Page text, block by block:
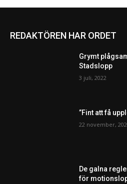
REDAKTÖREN HAR ORDET
Grymt
Stadslopp
3 juli, 2022
”Fint att få
22 november,
De galna
för